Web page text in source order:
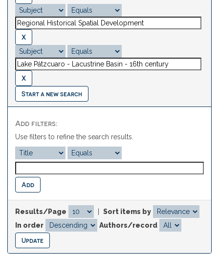
Start a new search
Add filters:
Use filters to refine the search results.
Results/Page
Sort items by
In order
Authors/record